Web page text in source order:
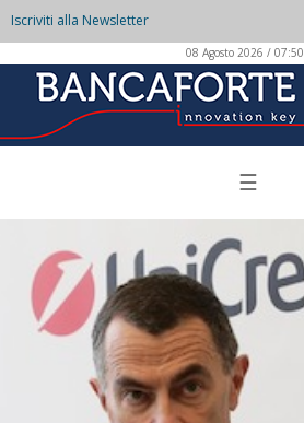
Iscriviti alla Newsletter
08 Agosto 2026 / 07:50
☰